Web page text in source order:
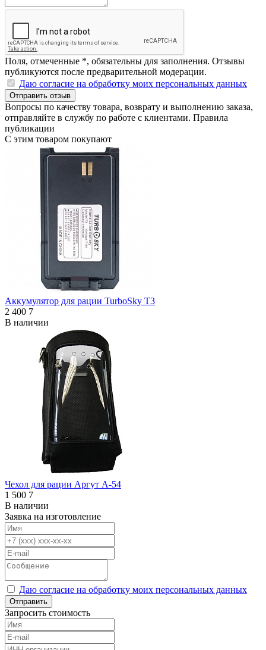
Поля, отмеченные *, обязательны для заполнения. Отзывы
публикуются после предварительной модерации.
Даю согласие на обработку моих персональных данных
Отправить отзыв
Вопросы по качеству товара, возврату и выполнению заказа,
отправляйте в службу по работе с клиентами. Правила
публикации
С этим товаром покупают
Аккумулятор для рации TurboSky T3
2 400 7
В наличии
Чехол для рации Аргут А-54
1 500 7
В наличии
Заявка на изготовление
Даю согласие на обработку моих персональных данных
Отправить
Запросить стоимость